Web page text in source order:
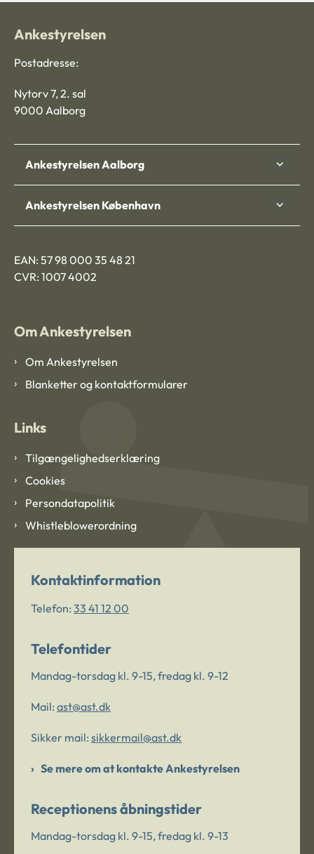
Ankestyrelsen
Postadresse:
Nytorv 7, 2. sal
9000 Aalborg
Ankestyrelsen Aalborg
Ankestyrelsen København
EAN: 57 98 000 35 48 21
CVR: 1007 4002
Om Ankestyrelsen
Om Ankestyrelsen
Blanketter og kontaktformularer
Links
Tilgængelighedserklæring
Cookies
Persondatapolitik
Whistleblowerordning
Kontaktinformation
Telefon: 33 41 12 00
Telefontider
Mandag-torsdag kl. 9-15, fredag kl. 9-12
Mail: ast@ast.dk
Sikker mail: sikkermail@ast.dk
Se mere om at kontakte Ankestyrelsen
Receptionens åbningstider
Mandag-torsdag kl. 9-15, fredag kl. 9-13